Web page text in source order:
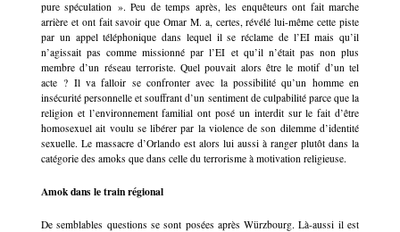
pure spéculation ». Peu de temps après, les enquêteurs ont fait marche
arrière et ont fait savoir que Omar M. a, certes, révélé lui-même cette piste
par un appel téléphonique dans lequel il se réclame de l’EI mais qu’il
n’agissait pas comme missionné par l’EI et qu’il n’était pas non plus
membre d’un réseau terroriste. Quel pouvait alors être le motif d’un tel
acte ? Il va falloir se confronter avec la possibilité qu’un homme en
insécurité personnelle et souffrant d’un sentiment de culpabilité parce que la
religion et l’environnement familial ont posé un interdit sur le fait d’être
homosexuel ait voulu se libérer par la violence de son dilemme d’identité
sexuelle. Le massacre d’Orlando est alors lui aussi à ranger plutôt dans la
catégorie des amoks que dans celle du terrorisme à motivation religieuse.
Amok dans le train régional
De semblables questions se sont posées après Würzbourg. Là-aussi il est